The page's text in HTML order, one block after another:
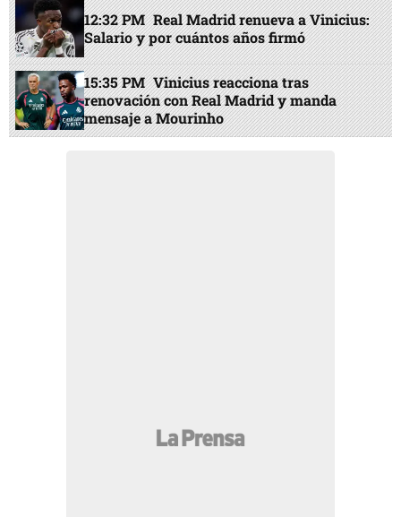
12:32 PM Real Madrid renueva a Vinicius:
Salario y por cuántos años firmó
15:35 PM Vinicius reacciona tras
renovación con Real Madrid y manda
mensaje a Mourinho